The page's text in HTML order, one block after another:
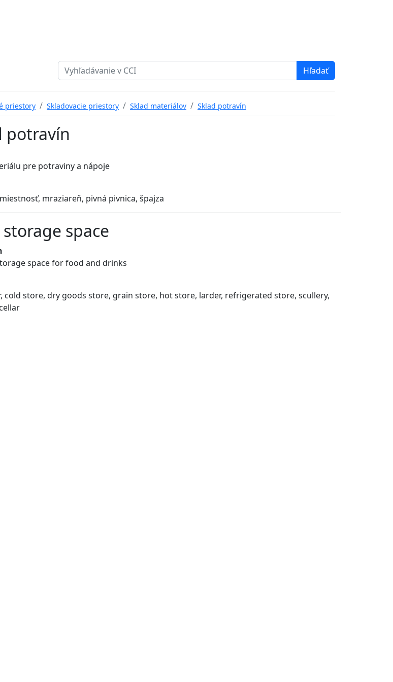
Search term
priestory Skladovacie priestory Sklad materiálov Sklad potravín
potravín
pre potraviny a nápoje
mraziareň, pivná pivnica, špajza
storage space
space for food and drinks
cold store, dry goods store, grain store, hot store, larder, refrigerated store, scullery,